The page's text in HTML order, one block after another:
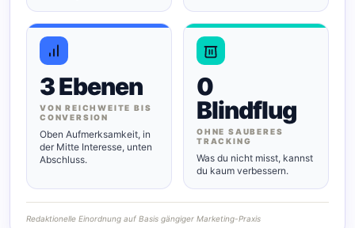
3 Ebenen
VON REICHWEITE BIS
CONVERSION
Oben Aufmerksamkeit, in
der Mitte Interesse, unten
Abschluss.
0
Blindflug
OHNE SAUBERES
TRACKING
Was du nicht misst, kannst
du kaum verbessern.
Redaktionelle Einordnung auf Basis gängiger Marketing-Praxis